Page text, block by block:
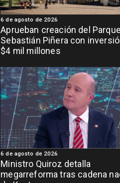
Aprueban creación del Parque
Sebastián Piñera con
$4 mil millones
6 de agosto de 2026
Ministro Quiroz detalla
megarreforma tras cadena
6 de agosto de 2026